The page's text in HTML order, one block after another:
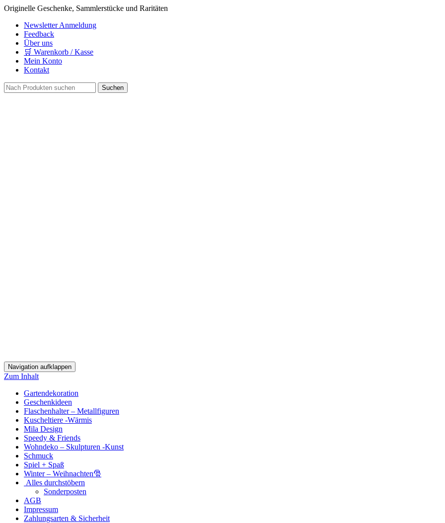
Originelle Geschenke, Sammlerstücke und Raritäten
Newsletter Anmeldung
Feedback
Über uns
🛒 Warenkorb / Kasse
Mein Konto
Kontakt
Navigation aufklappen
Zum Inhalt
Gartendekoration
Geschenkideen
Flaschenhalter – Metallfiguren
Kuscheltiere -Wärmis
Mila Design
Speedy & Friends
Wohndeko – Skulpturen -Kunst
Schmuck
Spiel + Spaß
Winter – Weihnachten🎅
Alles durchstöbern
Sonderposten
AGB
Impressum
Zahlungsarten & Sicherheit